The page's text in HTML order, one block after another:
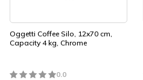
Oggetti Coffee Silo, 12x70 cm,
Capacity 4 kg, Chrome
0.0